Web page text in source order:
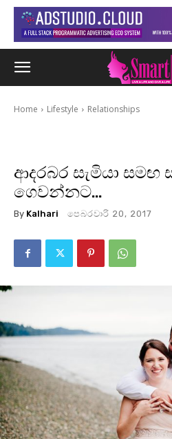
Home Lifestyle Relationships
ආදරබර සැමියා සමඟ
ගෙවන්නට…
By Kalhari පෙබරවාරි 20, 2017